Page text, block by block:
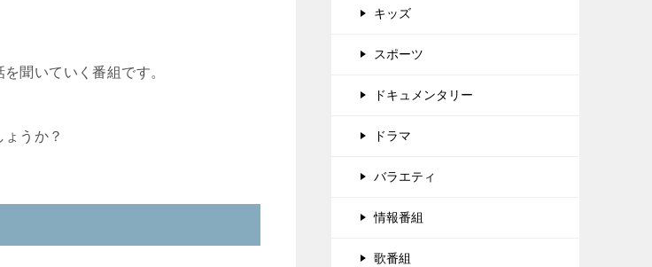
聞いていく番組です。
うか？
キッズ
スポーツ
ドキュメンタリー
ドラマ
バラエティ
情報番組
歌番組